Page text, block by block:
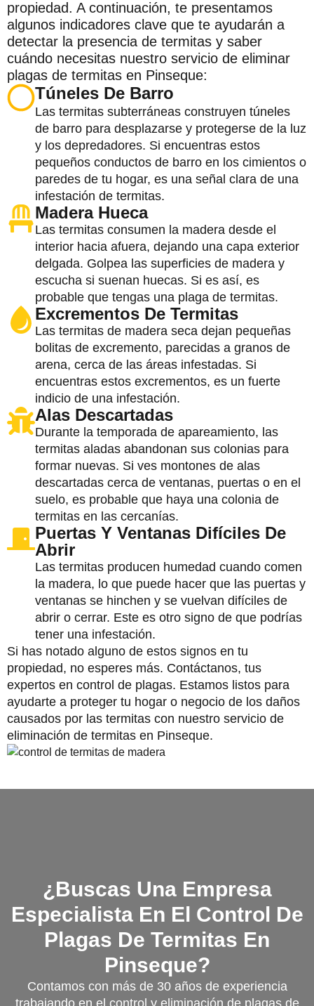
propiedad. A continuación, te presentamos
algunos indicadores clave que te ayudarán a
detectar la presencia de termitas y saber
cuándo necesitas nuestro servicio de eliminar
plagas de termitas en Pinseque:
Túneles De Barro
Las termitas subterráneas construyen túneles
de barro para desplazarse y protegerse de la luz
y los depredadores. Si encuentras estos
pequeños conductos de barro en los cimientos o
paredes de tu hogar, es una señal clara de una
infestación de termitas.
Madera Hueca
Las termitas consumen la madera desde el
interior hacia afuera, dejando una capa exterior
delgada. Golpea las superficies de madera y
escucha si suenan huecas. Si es así, es
probable que tengas una plaga de termitas.
Excrementos De Termitas
Las termitas de madera seca dejan pequeñas
bolitas de excremento, parecidas a granos de
arena, cerca de las áreas infestadas. Si
encuentras estos excrementos, es un fuerte
indicio de una infestación.
Alas Descartadas
Durante la temporada de apareamiento, las
termitas aladas abandonan sus colonias para
formar nuevas. Si ves montones de alas
descartadas cerca de ventanas, puertas o en el
suelo, es probable que haya una colonia de
termitas en las cercanías.
Puertas Y Ventanas Difíciles De
Abrir
Las termitas producen humedad cuando comen
la madera, lo que puede hacer que las puertas y
ventanas se hinchen y se vuelvan difíciles de
abrir o cerrar. Este es otro signo de que podrías
tener una infestación.
Si has notado alguno de estos signos en tu
propiedad, no esperes más. Contáctanos, tus
expertos en control de plagas. Estamos listos para
ayudarte a proteger tu hogar o negocio de los daños
causados por las termitas con nuestro servicio de
eliminación de termitas en Pinseque.
¿Buscas Una Empresa
Especialista En El Control De
Plagas De Termitas En
Pinseque?
Contamos con más de 30 años de experiencia
trabajando en el control y eliminación de plagas de